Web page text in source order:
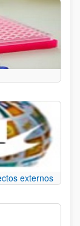
externos